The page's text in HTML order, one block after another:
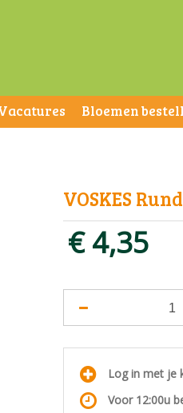
Bloemen
VOSKES
€ 4,35
Log in met je
Voor 12:00u